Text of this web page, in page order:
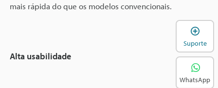
mais rápida do que os modelos convencionais.
Alta usabilidade
Suporte
WhatsApp